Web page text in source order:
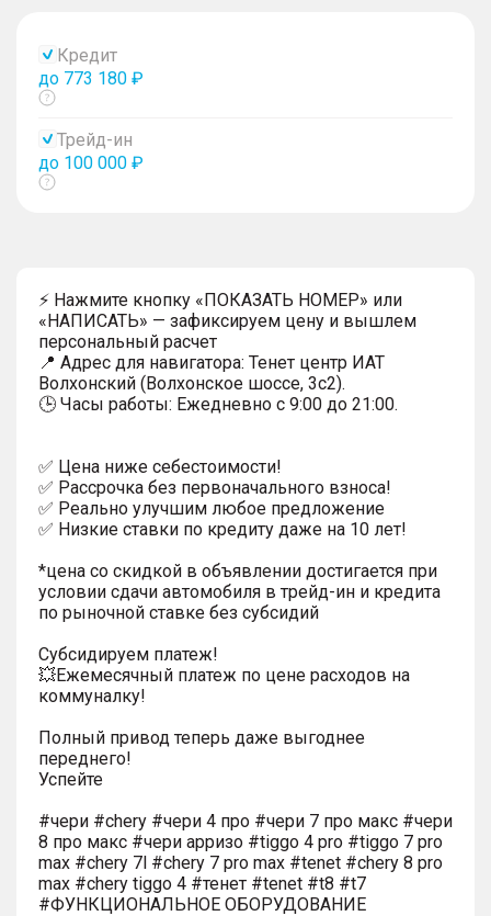
Кредит
до 773 180 ₽
Показать
Трейд-ин
до 100 000 ₽
Показать
⚡ Нажмите кнопку «ПОКАЗАТЬ НОМЕР» или
«НАПИСАТЬ» — зафиксируем цену и вышлем
персональный расчет
📍 Адрес для навигатора: Тенет центр ИАТ
Волхонский (Волхонское шоссе, 3с2).
🕒 Часы работы: Ежедневно с 9:00 до 21:00.
✅ Цена ниже себестоимости!
✅ Рассрочка без первоначального взноса!
✅ Реально улучшим любое предложение
✅ Низкие ставки по кредиту даже на 10 лет!
*цена со скидкой в объявлении достигается при
условии сдачи автомобиля в трейд-ин и кредита
по рыночной ставке без субсидий
Субсидируем платеж!
💥Ежемесячный платеж по цене расходов на
коммуналку!
Полный привод теперь даже выгоднее
переднего!
Успейте
#чери #chery #чери 4 про #чери 7 про макс #чери
8 про макс #чери арризо #tiggo 4 pro #tiggo 7 pro
max #chery 7l #chery 7 pro max #tenet #chery 8 pro
max #chery tiggo 4 #тенет #tenet #t8 #t7
#ФУНКЦИОНАЛЬНОЕ ОБОРУДОВАНИЕ